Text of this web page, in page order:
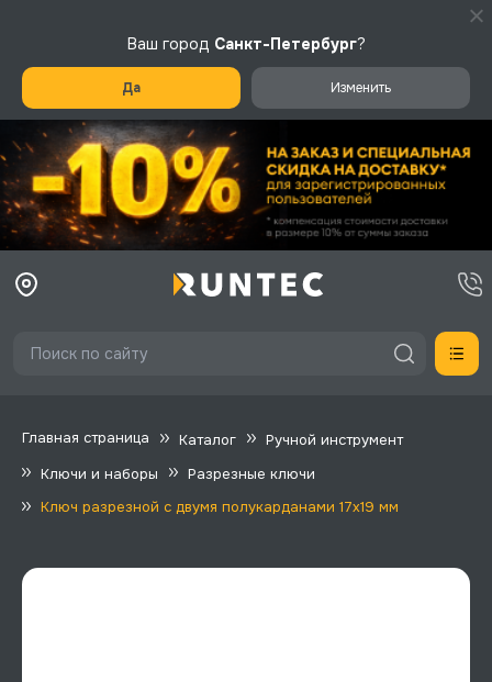
Ваш город Санкт-Петербург?
Да Изменить
Главная страница Каталог
Ручной инструмент
Ключи и наборы
Разрезные ключи
Ключ разрезной с двумя полукарданами 17х19 мм